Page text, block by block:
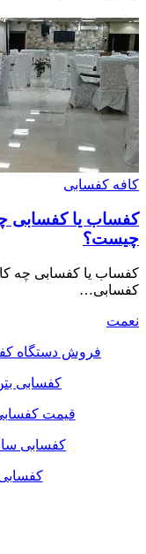
کافه کفسابی
کفساب یا کفسابی
چیست؟
کفساب یا کفسابی چه
کفسابی…
نعمت
فروش دستگاه
کفسابی
قیمت
کفسابی